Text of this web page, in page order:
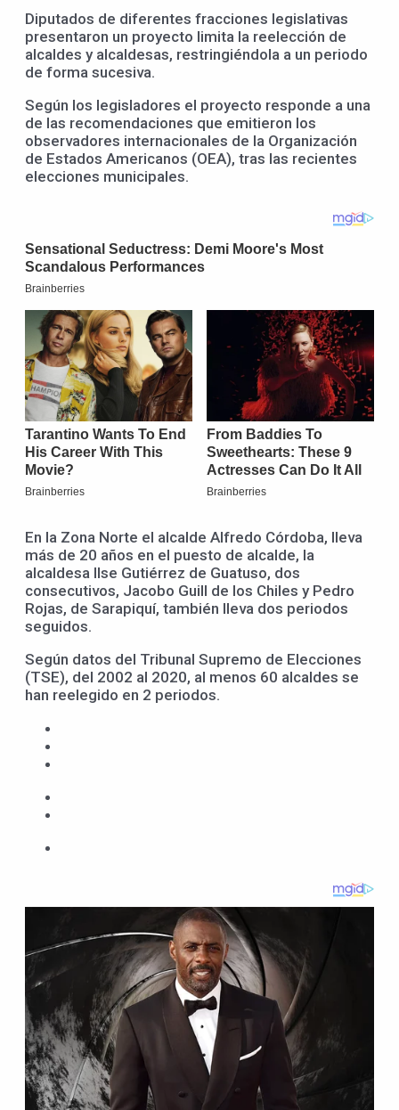
Diputados de diferentes fracciones legislativas
presentaron un proyecto limita la reelección de
alcaldes y alcaldesas, restringiéndola a un periodo
de forma sucesiva.
Según los legisladores el proyecto responde a una
de las recomendaciones que emitieron los
observadores internacionales de la Organización
de Estados Americanos (OEA), tras las recientes
elecciones municipales.
En la Zona Norte el alcalde Alfredo Córdoba, lleva
más de 20 años en el puesto de alcalde, la
alcaldesa Ilse Gutiérrez de Guatuso, dos
consecutivos, Jacobo Guill de los Chiles y Pedro
Rojas, de Sarapiquí, también lleva dos periodos
seguidos.
Según datos del Tribunal Supremo de Elecciones
(TSE), del 2002 al 2020, al menos 60 alcaldes se
han reelegido en 2 periodos.